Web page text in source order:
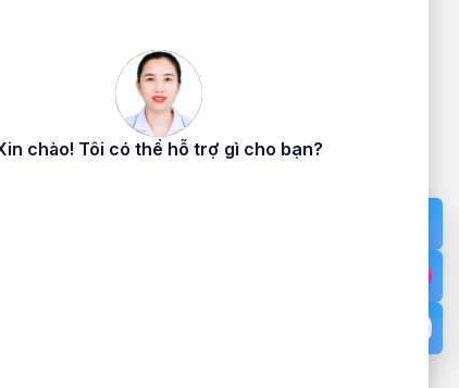
Địa chỉ: Thôn 12, Đặc khu Vân Đồn,
Tỉnh Quảng Ninh
Cơ sở 2: Khu 1, Đặc khu Cô Tô,